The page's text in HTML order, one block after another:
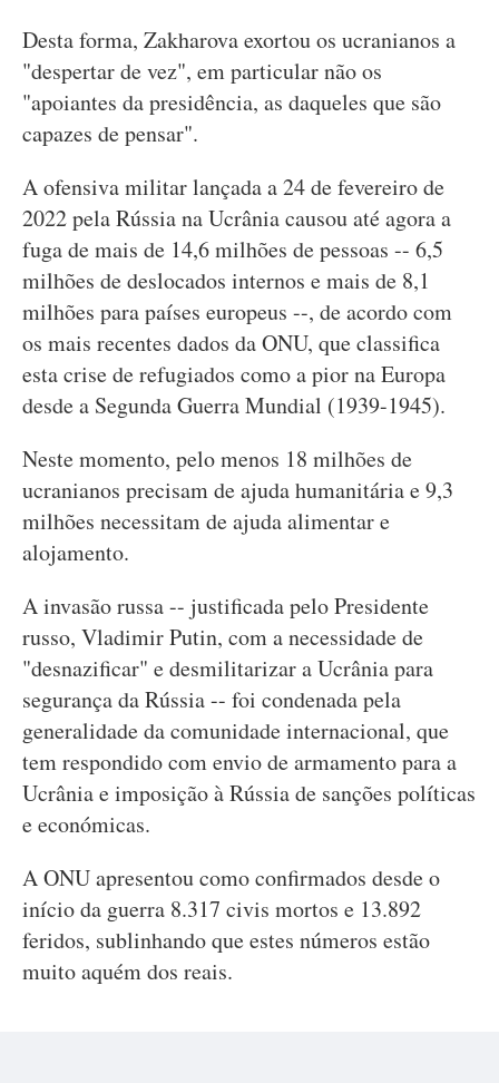
Desta forma, Zakharova exortou os ucranianos a
"despertar de vez", em particular não os
"apoiantes da presidência, as daqueles que são
capazes de pensar".
A ofensiva militar lançada a 24 de fevereiro de
2022 pela Rússia na Ucrânia causou até agora a
fuga de mais de 14,6 milhões de pessoas -- 6,5
milhões de deslocados internos e mais de 8,1
milhões para países europeus --, de acordo com
os mais recentes dados da ONU, que classifica
esta crise de refugiados como a pior na Europa
desde a Segunda Guerra Mundial (1939-1945).
Neste momento, pelo menos 18 milhões de
ucranianos precisam de ajuda humanitária e 9,3
milhões necessitam de ajuda alimentar e
alojamento.
A invasão russa -- justificada pelo Presidente
russo, Vladimir Putin, com a necessidade de
"desnazificar" e desmilitarizar a Ucrânia para
segurança da Rússia -- foi condenada pela
generalidade da comunidade internacional, que
tem respondido com envio de armamento para a
Ucrânia e imposição à Rússia de sanções políticas
e económicas.
A ONU apresentou como confirmados desde o
início da guerra 8.317 civis mortos e 13.892
feridos, sublinhando que estes números estão
muito aquém dos reais.